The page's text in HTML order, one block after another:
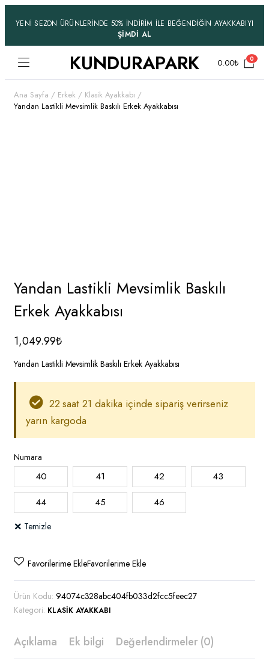
YENİ SEZON ÜRÜNLERİNDE 50% İNDİRİM İLE BEĞENDİĞİN AYAKKABIYI
ŞİMDİ AL
KUNDURAPARK 0.00₺ 0
Ana Sayfa Erkek
Klasik Ayakkabı
Yandan Lastikli Mevsimlik Baskılı Erkek Ayakkabısı
Yandan Lastikli Mevsimlik Baskılı
Erkek Ayakkabısı
1,049.99₺
Yandan Lastikli Mevsimlik Baskılı Erkek Ayakkabısı
22 saat 21 dakika içinde sipariş verirseniz
yarın kargoda
Numara
40 41 42
43
44
45 46
Temizle
Favorilerime EkleFavorilerime Ekle
Ürün Kodu: 94074c328abc404fb033d2fcc5feec27
Kategori: KLASIK AYAKKABI
Açıklama Ek bilgi Değerlendirmeler (0)